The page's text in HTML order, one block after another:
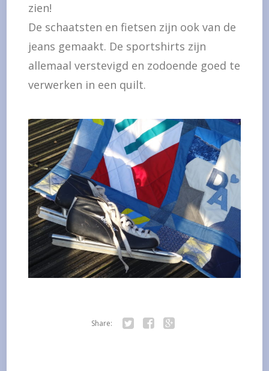
zien!
De schaatsten en fietsen zijn ook van de
jeans gemaakt. De sportshirts zijn
allemaal verstevigd en zodoende goed te
verwerken in een quilt.
Share: